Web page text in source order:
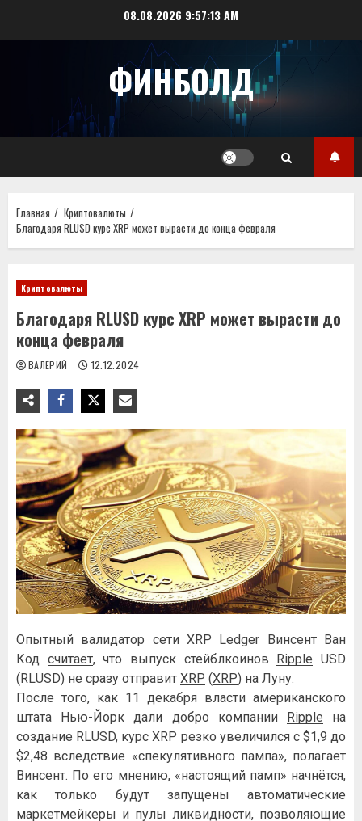
08.08.2026 9:57:13 AM
ФИНБОЛД
Главная
Криптовалюты
Благодаря RLUSD курс XRP может вырасти до конца февраля
Криптовалюты
Благодаря RLUSD курс XRP может вырасти до
конца февраля
ВАЛЕРИЙ 12.12.2024
Опытный валидатор сети XRP Ledger Винсент Ван
Код считает, что выпуск стейблкоинов Ripple USD
(RLUSD) не сразу отправит XRP (XRP) на Луну.
После того, как 11 декабря власти американского
штата Нью-Йорк дали добро компании
Ripple на
создание RLUSD, курсXRP резко увеличился с $1,9 до
$2,48 вследствие «спекулятивного пампа», полагает
Винсент. По его мнению, «настоящий памп» начнётся,
как только будут запущены автоматические
маркетмейкеры и пулы ликвидности, позволяющие